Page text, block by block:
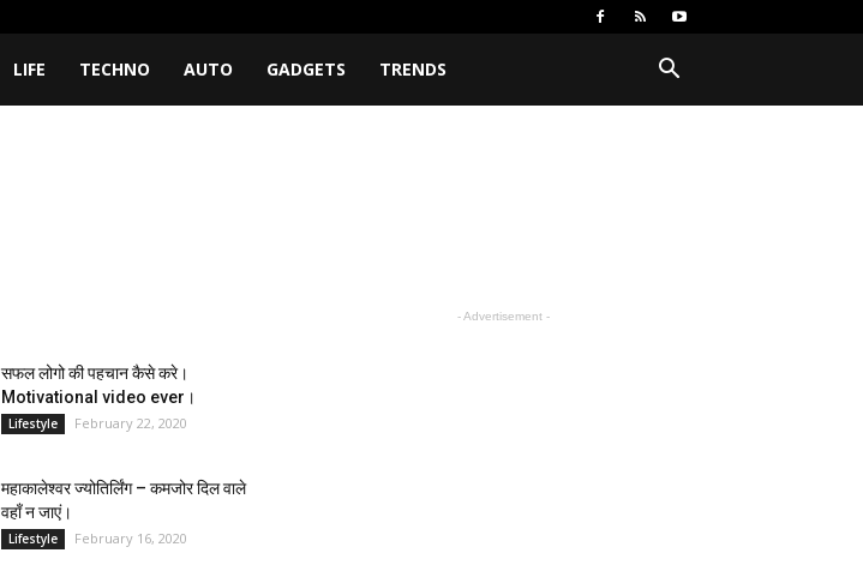
LIFE TECHNO AUTO GADGETS TRENDS
सफल लोगो की पहचान कैसे करे।
Motivational video ever।
Lifestyle February 22, 2020
महाकालेश्वर ज्योतिर्लिंग – कमजोर दिल वाले
वहाँ न जाएं।
Lifestyle February 16, 2020
- Advertisement -